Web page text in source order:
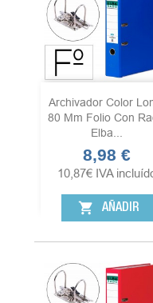
Archivador Color
80 Mm Folio Con
Elba...
Precio
8,98 €
10,87€ IVA
shopping_cart AÑADIR